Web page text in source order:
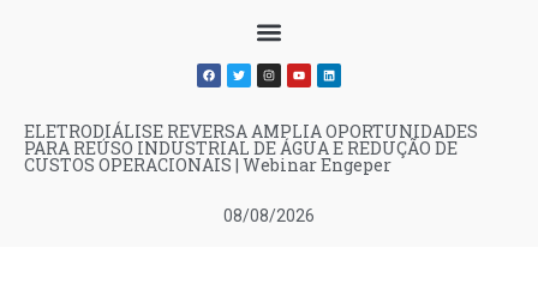
08/08/2026
ELETRODIÁLISE REVERSA AMPLIA OPORTUNIDADES
PARA REÚSO INDUSTRIAL DE ÁGUA E REDUÇÃO DE
CUSTOS OPERACIONAIS | Webinar Engeper